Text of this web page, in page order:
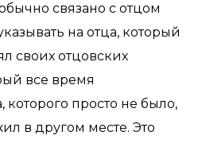
связано с отцом
на отца, который
своих отцовских
все время
которого просто не было,
в другом месте. Это